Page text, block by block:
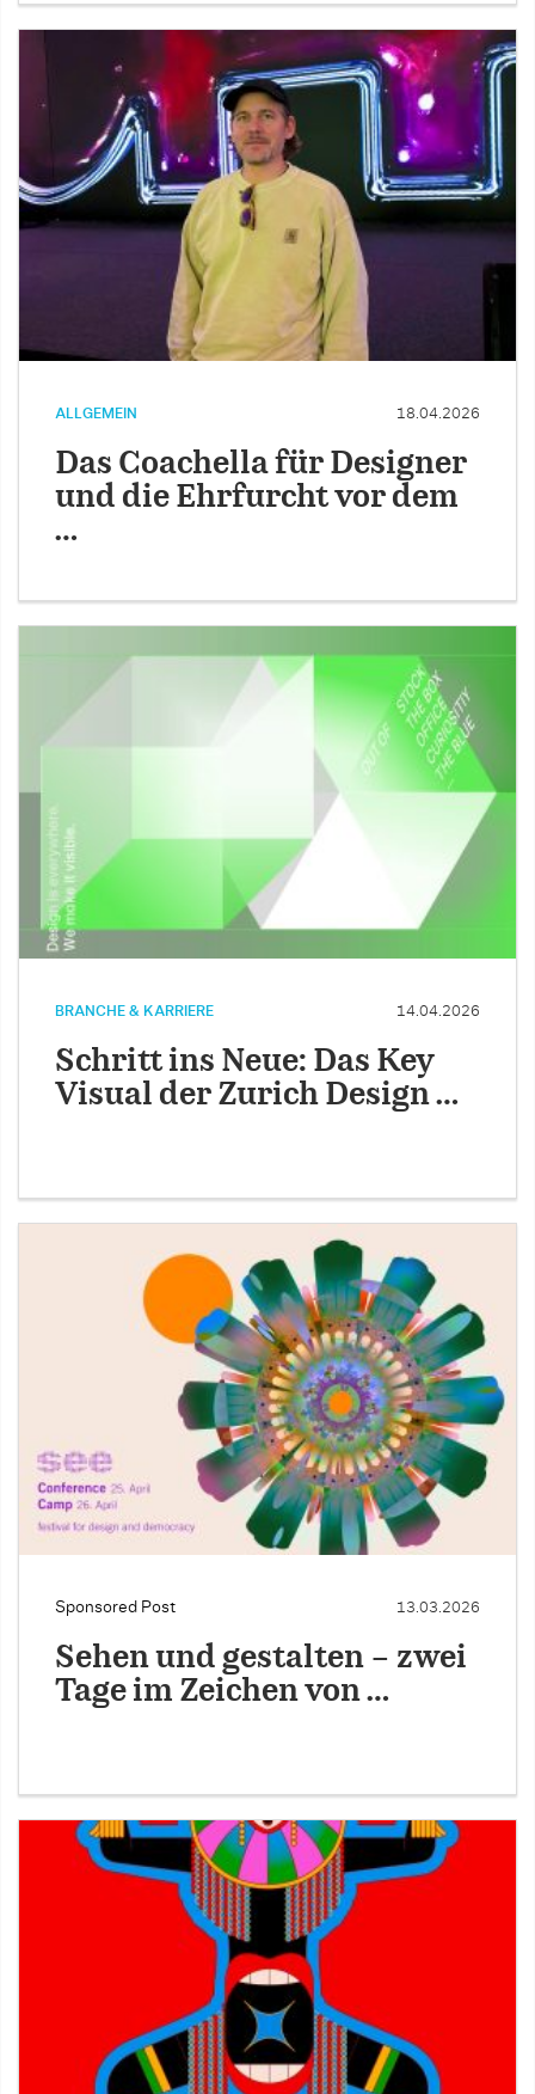
ALLGEMEIN 18.04.2026
Das Coachella für Designer
und die Ehrfurcht vor dem
…
BRANCHE & KARRIERE 14.04.2026
Schritt ins Neue: Das Key
Visual der Zurich Design …
Sponsored Post 13.03.2026
Sehen und gestalten – zwei
Tage im Zeichen von …